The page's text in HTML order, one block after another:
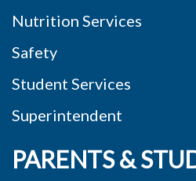
Nutrition Services
Safety
Student Services
Superintendent
PARENTS &